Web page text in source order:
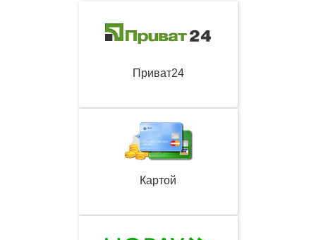
Приват24
Картой